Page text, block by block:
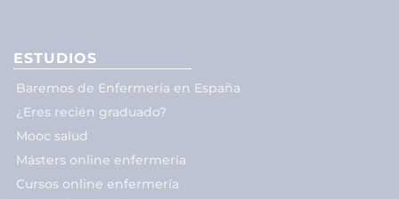
ESTUDIOS
Baremos de Enfermería en España
¿Eres recién graduado?
Mooc salud
Másters online enfermería
Cursos online enfermería